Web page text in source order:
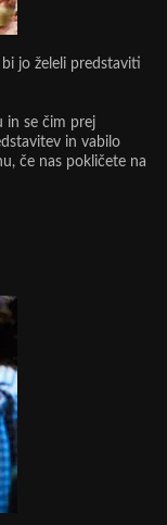
jo želeli predstaviti
in se čim prej
in vabilo
če nas pokličete na